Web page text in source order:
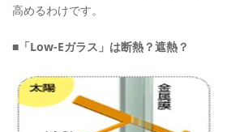
高めるわけです。
■「Low-Eガラス」は断熱？遮熱？